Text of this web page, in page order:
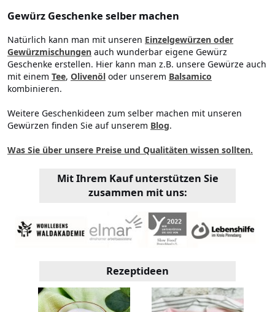
Gewürz Geschenke selber machen
Natürlich kann man mit unseren Einzelgewürzen oder
Gewürzmischungen auch wunderbar eigene Gewürz
Geschenke erstellen. Hier kann man z.B. unsere Gewürze auch
mit einem Tee, Olivenöl oder unserem Balsamico
kombinieren.
Weitere Geschenkideen zum selber machen mit unseren
Gewürzen finden Sie auf unserem Blog.
Was Sie über unsere Preise und Qualitäten wissen sollten.
Mit Ihrem Kauf unterstützen Sie
zusammen mit uns:
Rezeptideen